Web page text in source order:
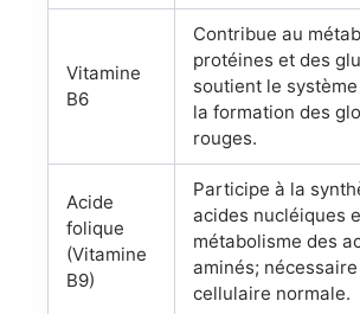
Vitamine
B6
Contribue au
protéines et des
soutient le
la formation des
rouges.
Acide
folique
(Vitamine
B9)
Participe à la
acides nucléiques
métabolisme des
aminés;
cellulaire normale.